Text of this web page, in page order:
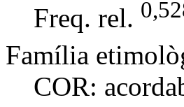
Freq. rel.
Família
COR: